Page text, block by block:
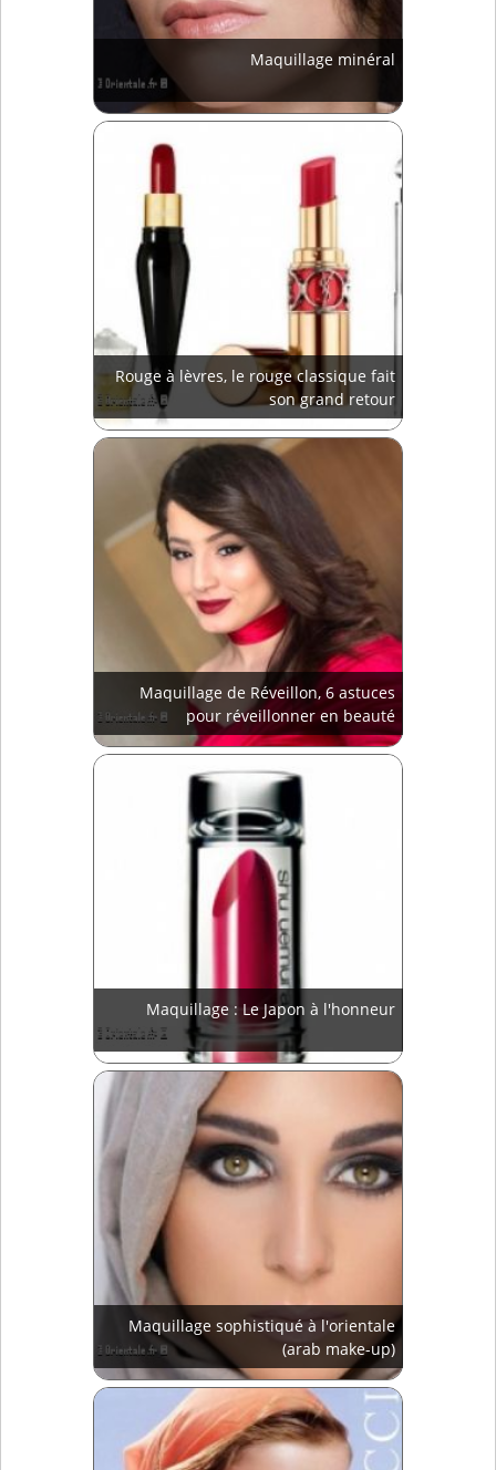
Maquillage minéral
Rouge à lèvres, le rouge classique fait
son grand retour
Maquillage de Réveillon, 6 astuces
pour réveillonner en beauté
Maquillage : Le Japon à l'honneur
Maquillage sophistiqué à l'orientale
(arab make-up)